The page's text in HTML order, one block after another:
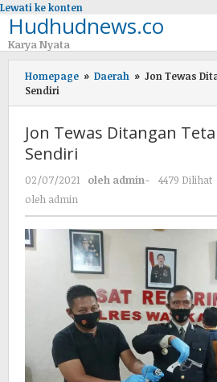
Lewati ke konten
Hudhudnews.co
Karya Nyata
Homepage » Daerah » Jon Tewas
Sendiri
Jon Tewas Ditangan
Sendiri
02/07/2021 oleh admin-
4479 Dilihat
oleh admin